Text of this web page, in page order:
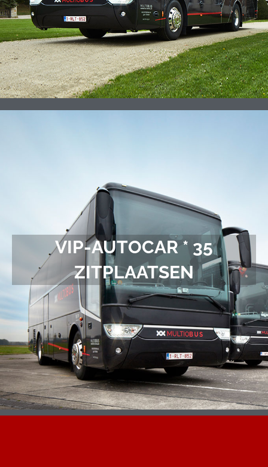
VIP-AUTOCAR * 35
ZITPLAATSEN